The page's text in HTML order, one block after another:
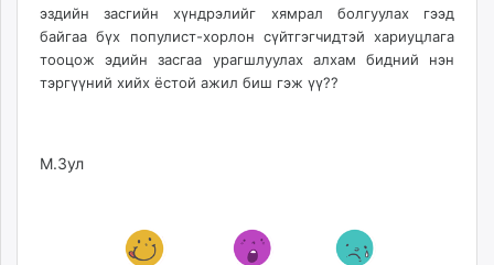
эздийн засгийн хүндрэлийг хямрал болгуулах гээд
байгаа бүх популист-хорлон сүйтгэгчидтэй хариуцлага
тооцож эдийн засгаа урагшлуулах алхам бидний нэн
тэргүүний хийх ёстой ажил биш гэж үү??
М.Зул